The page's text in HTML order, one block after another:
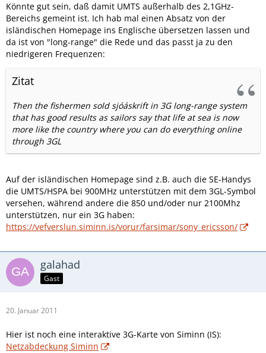
Könnte gut sein, daß damit UMTS außerhalb des 2,1GHz-
Bereichs gemeint ist. Ich hab mal einen Absatz von der
isländischen Homepage ins Englische übersetzen lassen und
da ist von "long-range" die Rede und das passt ja zu den
niedrigeren Frequenzen:
Zitat
Then the fishermen sold sjóáskrift in 3G long-range system
that has good results as sailors say that life at sea is now
more like the country where you can do everything online
through 3GL
Auf der isländischen Homepage sind z.B. auch die SE-Handys
die UMTS/HSPA bei 900MHz unterstützen mit dem 3GL-Symbol
versehen, während andere die 850 und/oder nur 2100Mhz
unterstützen, nur ein 3G haben:
https://vefverslun.siminn.is/vorur/farsimar/sony_ericsson/
galahad
Gast
20. Januar 2011
Hier ist noch eine interaktive 3G-Karte von Siminn (IS):
Netzabdeckung Siminn